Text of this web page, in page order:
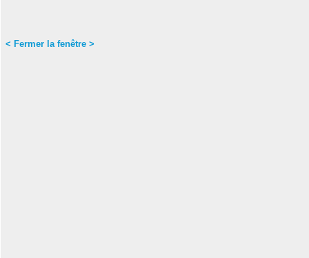
< Fermer la fenêtre >